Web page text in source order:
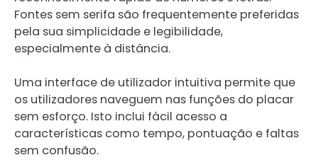
Fontes sem serifa são frequentemente preferidas
pela sua simplicidade e legibilidade,
especialmente à distância.
Uma interface de utilizador intuitiva permite que
os utilizadores naveguem nas funções do placar
sem esforço. Isto inclui fácil acesso a
características como tempo, pontuação e faltas
sem confusão.